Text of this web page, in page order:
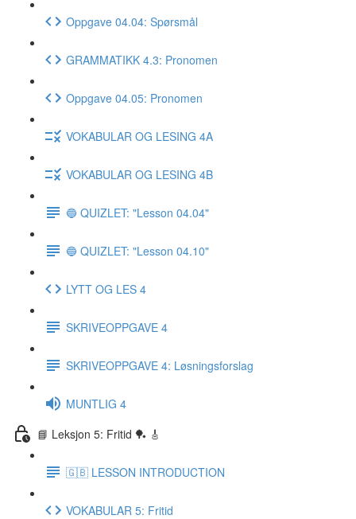
Oppgave 04.04: Spørsmål
GRAMMATIKK 4.3: Pronomen
Oppgave 04.05: Pronomen
VOKABULAR OG LESING 4A
VOKABULAR OG LESING 4B
🔵 QUIZLET: "Lesson 04.04"
🔵 QUIZLET: "Lesson 04.10"
LYTT OG LES 4
SKRIVEOPPGAVE 4
SKRIVEOPPGAVE 4: Løsningsforslag
MUNTLIG 4
📘 Leksjon 5: Fritid 🏓 🎸
🇬🇧 LESSON INTRODUCTION
VOKABULAR 5: Fritid